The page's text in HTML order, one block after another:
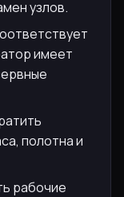
узлов.
имеет
полотна и
рабочие